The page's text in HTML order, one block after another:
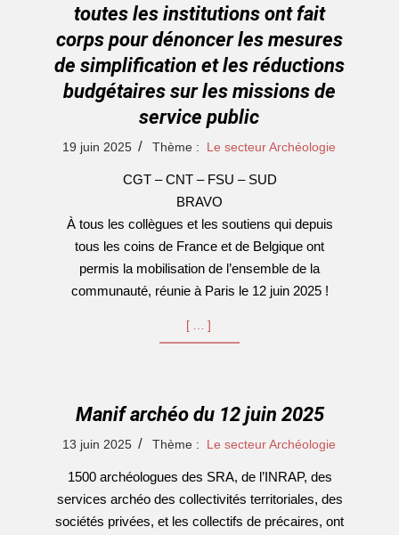
toutes les institutions ont fait
corps pour dénoncer les mesures
de simplification et les réductions
budgétaires sur les missions de
service public
2025-
19 juin 2025 Thème : Le secteur Archéologie
CGT – CNT – FSU – SUD
BRAVO
À tous les collègues et les soutiens qui depuis
tous les coins de France et de Belgique ont
permis la mobilisation de l’ensemble de la
communauté, réunie à Paris le 12 juin 2025 !
[…]
Manif archéo du 12 juin 2025
2025-
13 juin 2025 Thème : Le secteur Archéologie
1500 archéologues des SRA, de l’INRAP, des
services archéo des collectivités territoriales, des
sociétés privées, et les collectifs de précaires, ont